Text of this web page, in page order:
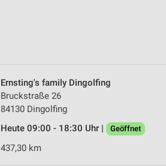
Ernsting's family Dingolfing
Bruckstraße 26
84130 Dingolfing
Heute 09:00 - 18:30 Uhr |
Geöffnet
437,30 km